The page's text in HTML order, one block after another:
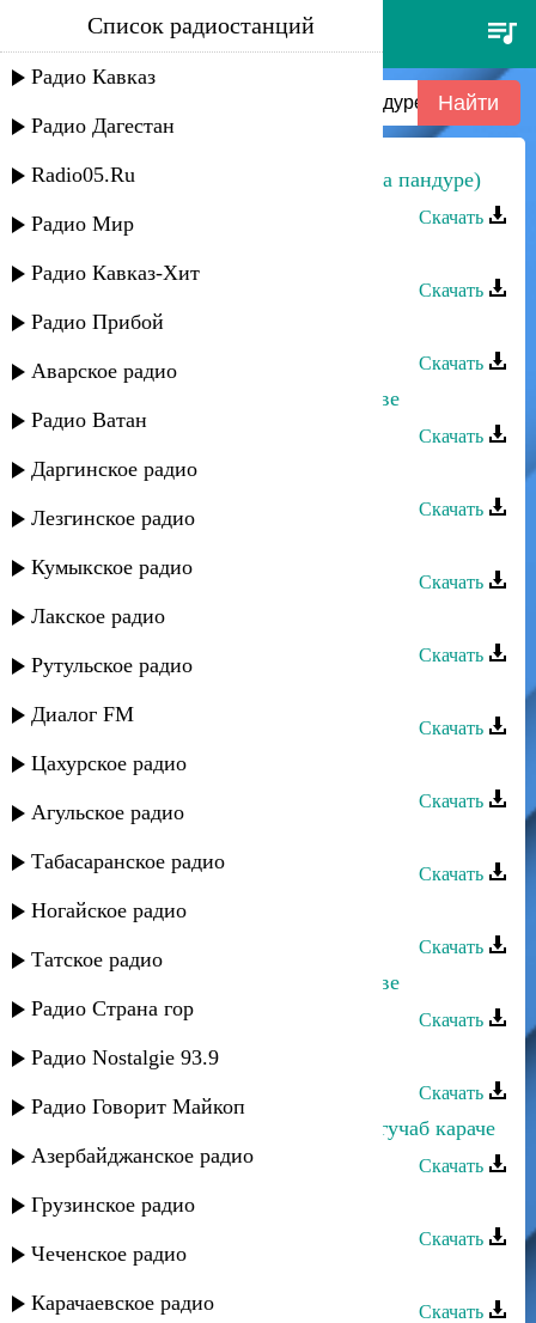
даку гаджиев - мои пожелания
(на пандуре)
Список радиостанций
Радио Кавказ
Радио Дагестан
Radio05.Ru
Радио Мир
Радио Кавказ-Хит
Радио Прибой
Аварское радио
Радио Ватан
Даргинское радио
Лезгинское радио
Кумыкское радио
Лакское радио
Рутульское радио
Диалог FM
Цахурское радио
Агульское радио
Табасаранское радио
Ногайское радио
Татское радио
Радио Страна гор
Радио Nostalgie 93.9
Радио Говорит Майкоп
Азербайджанское радио
Грузинское радио
Чеченское радио
Карачаевское радио
Даку Гаджиев - Мои пожелания (на пандуре)
Скачать
Скачать
Даку Гаджиев - Незнакомка
Скачать
Даку Гаджиев - Заработки в Ростове
Скачать
Даку Гаджиев - Прошу тебя
Скачать
Скачать
Даку Гаджиев - Алжанат
Скачать
Скачать
Даку Гаджиев - Настали времена
Скачать
Скачать
Даку Гаджиев - Законы гор
Скачать
Даку Гаджиев - Заработки в Ростове
Скачать
Даку Гаджиев - Свадебная
Скачать
Даку Гаджиев - Пикрабазул гурул гучаб караче
Скачать
Даку Гаджиев - Народная
Скачать
Скачать